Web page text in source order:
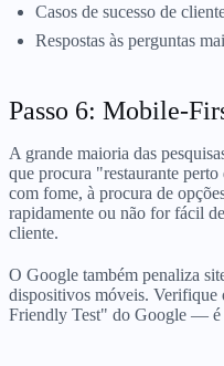
Casos de sucesso de
Respostas às perguntas
Passo 6: Mobile-
A grande maioria das
que procura "restaurante
com fome, à procura de
rapidamente ou não for fácil
cliente.
O Google também penaliza
dispositivos móveis. Verifique
Friendly Test" do Google — é